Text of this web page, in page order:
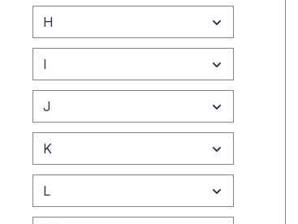
(8)
(104)
Avenger
H
I
J
K
L